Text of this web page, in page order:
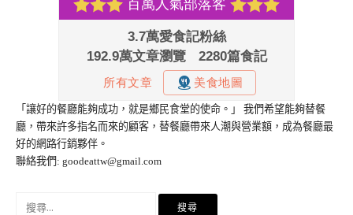
「讓好的餐廳能夠成功，就是鄉民食堂的使命。」 我們希望能夠替餐
廳，帶來許多指名而來的顧客，替餐廳帶來人潮與營業額，成為餐廳最
好的網路行銷夥伴。
聯絡我們: goodeattw@gmail.com